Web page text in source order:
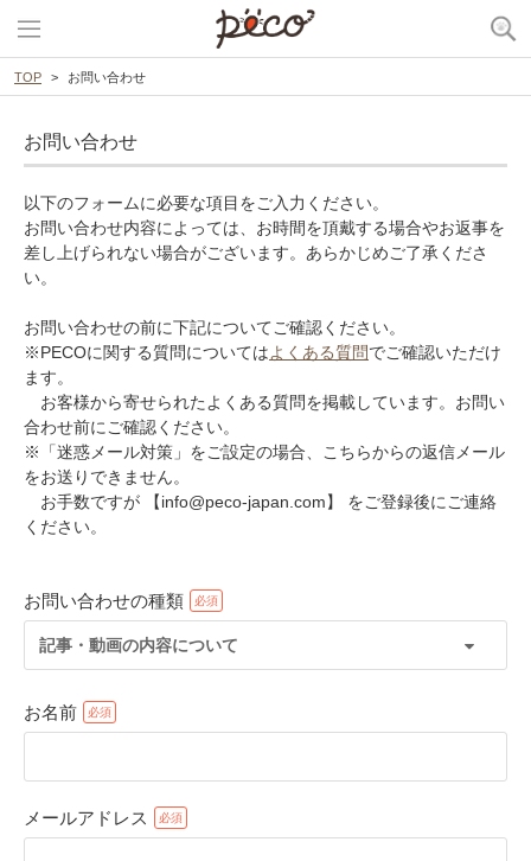
TOP お問い合わせ
お問い合わせ
以下のフォームに必要な項目をご入力ください。
お問い合わせ内容によっては、お時間を頂戴する場合やお返事を
差し上げられない場合がございます。あらかじめご了承くださ
い。
お問い合わせの前に下記についてご確認ください。
※PECOに関する質問についてはよくある質問でご確認いただけ
ます。
お客様から寄せられたよくある質問を掲載しています。お問い
合わせ前にご確認ください。
※「迷惑メール対策」をご設定の場合、こちらからの返信メール
をお送りできません。
お手数ですが 【info@peco-japan.com】 をご登録後にご連絡
ください。
お問い合わせの種類
記事・動画の内容について
お名前
メールアドレス